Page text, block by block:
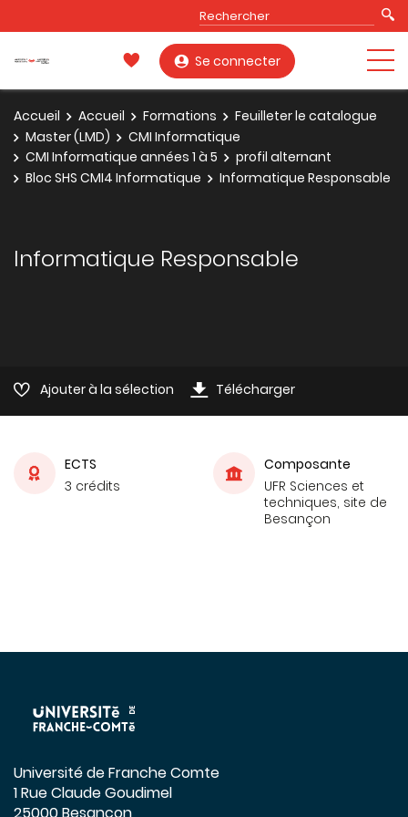
Se connecter
Accueil Accueil Formations
Feuilleter le catalogue
Master (LMD)
CMI Informatique
CMI Informatique années 1 à 5
profil alternant
Bloc SHS CMI4 Informatique
Informatique Responsable
Informatique Responsable
Ajouter à la sélection Télécharger
ECTS
3 crédits
Composante
UFR Sciences et
techniques, site de
Besançon
Université de Franche Comte
1 Rue Claude Goudimel
25000 Besançon